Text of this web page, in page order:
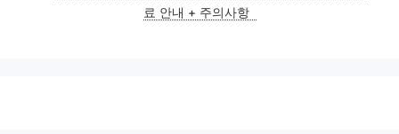
료 안내 + 주의사항